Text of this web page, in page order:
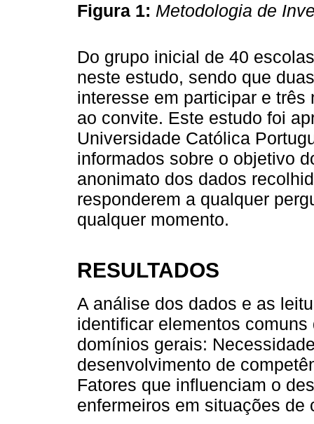
Figura 1: Metodologia de
Do grupo inicial de 40
neste estudo, sendo que
interesse em participar e
ao convite. Este estudo foi
Universidade Católica
informados sobre o objetivo
anonimato dos dados
responderem a qualquer
qualquer momento.
RESULTADOS
A análise dos dados e as
identificar elementos
domínios gerais:
desenvolvimento de
Fatores que influenciam o
enfermeiros em situações de